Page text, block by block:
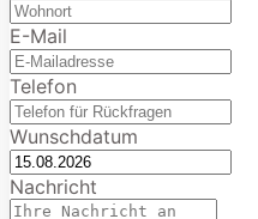
E-Mail
Telefon
Wunschdatum
Nachricht